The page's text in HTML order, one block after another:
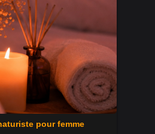
pour femme